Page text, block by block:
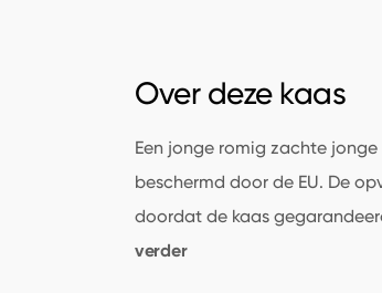
Over deze kaas
Een jonge romig zachte
beschermd door de EU. De
doordat de kaas
verder